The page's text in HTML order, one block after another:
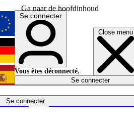
Ga naar de hoofdinhoud
Close menu
Se connecter
Économie
English
Deutsch
Español
Se connecter
Vous êtes déconnecté.
Se connecter